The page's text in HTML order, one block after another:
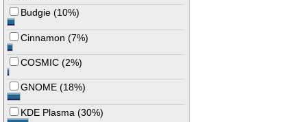
Budgie (10%)
Cinnamon (7%)
COSMIC (2%)
GNOME (18%)
KDE Plasma (30%)